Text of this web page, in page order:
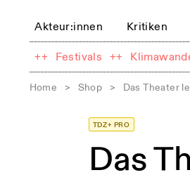
Akteur:innen Kritiken
++ Festivals ++
Home > Shop > Das Theater
TDZ+ PRO
Das